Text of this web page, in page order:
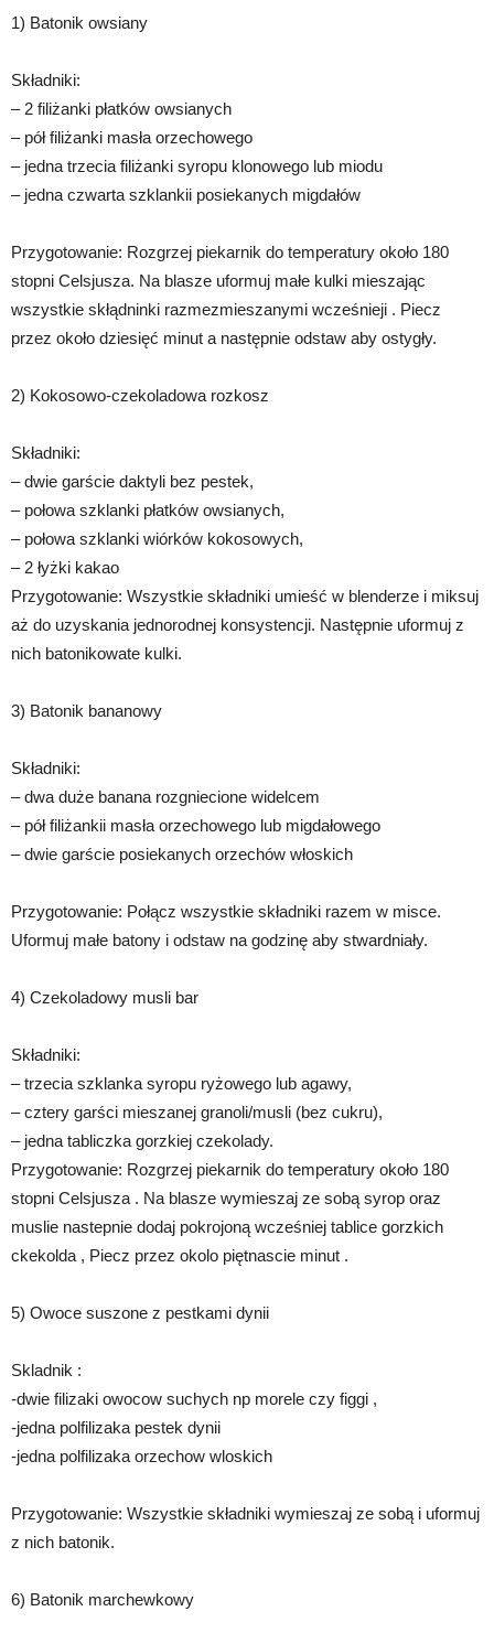
1) Batonik owsiany
Składniki:
– 2 filiżanki płatków owsianych
– pół filiżanki masła orzechowego
– jedna trzecia filiżanki syropu klonowego lub miodu
– jedna czwarta szklankii posiekanych migdałów
Przygotowanie: Rozgrzej piekarnik do temperatury około 180
stopni Celsjusza. Na blasze uformuj małe kulki mieszając
wszystkie skłądninki razmezmieszanymi wcześnieji . Piecz
przez około dziesięć minut a następnie odstaw aby ostygły.
2) Kokosowo-czekoladowa rozkosz
Składniki:
– dwie garście daktyli bez pestek,
– połowa szklanki płatków owsianych,
– połowa szklanki wiórków kokosowych,
– 2 łyżki kakao
Przygotowanie: Wszystkie składniki umieść w blenderze i miksuj
aż do uzyskania jednorodnej konsystencji. Następnie uformuj z
nich batonikowate kulki.
3) Batonik bananowy
Składniki:
– dwa duże banana rozgniecione widelcem
– pół filiżankii masła orzechowego lub migdałowego
– dwie garście posiekanych orzechów włoskich
Przygotowanie: Połącz wszystkie składniki razem w misce.
Uformuj małe batony i odstaw na godzinę aby stwardniały.
4) Czekoladowy musli bar
Składniki:
– trzecia szklanka syropu ryżowego lub agawy,
– cztery garści mieszanej granoli/musli (bez cukru),
– jedna tabliczka gorzkiej czekolady.
Przygotowanie: Rozgrzej piekarnik do temperatury około 180
stopni Celsjusza . Na blasze wymieszaj ze sobą syrop oraz
muslie nastepnie dodaj pokrojoną wcześniej tablice gorzkich
ckekolda , Piecz przez okolo piętnascie minut .
5) Owoce suszone z pestkami dynii
Skladnik :
-dwie filizaki owocow suchych np morele czy figgi ,
-jedna polfilizaka pestek dynii
-jedna polfilizaka orzechow wloskich
Przygotowanie: Wszystkie składniki wymieszaj ze sobą i uformuj
z nich batonik.
6) Batonik marchewkowy